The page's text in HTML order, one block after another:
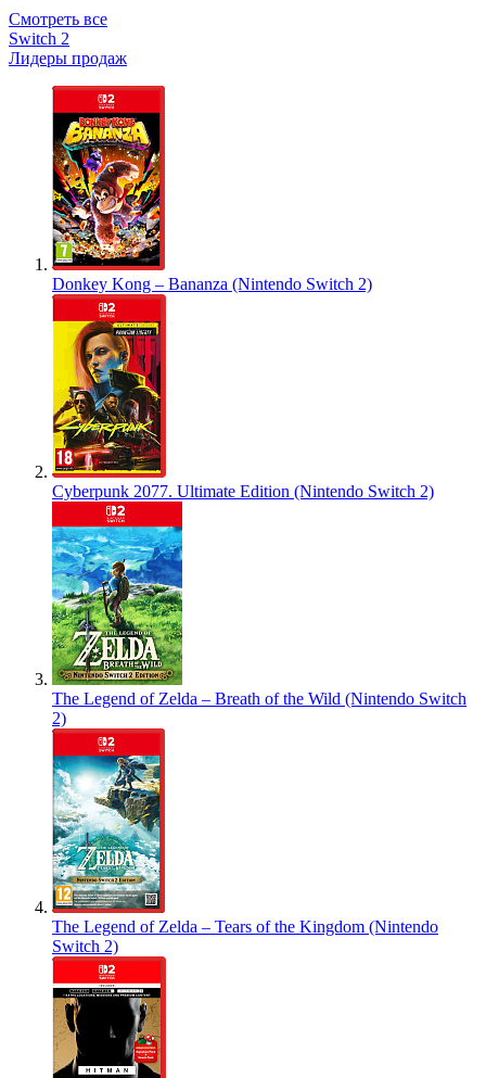
Смотреть все
Switch 2
Лидеры продаж
Donkey Kong – Bananza (Nintendo Switch 2)
Cyberpunk 2077. Ultimate Edition (Nintendo Switch 2)
The Legend of Zelda – Breath of the Wild (Nintendo Switch
2)
The Legend of Zelda – Tears of the Kingdom (Nintendo
Switch 2)